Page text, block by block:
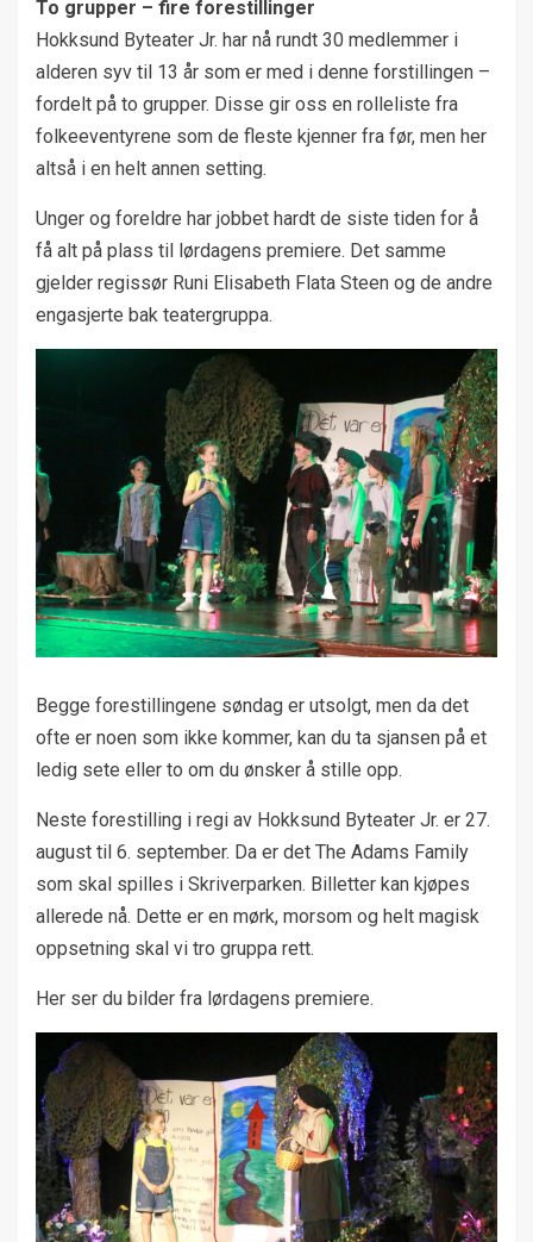
To grupper – fire forestillinger
Hokksund Byteater Jr. har nå rundt 30 medlemmer i
alderen syv til 13 år som er med i denne forstillingen –
fordelt på to grupper. Disse gir oss en rolleliste fra
folkeeventyrene som de fleste kjenner fra før, men her
altså i en helt annen setting.
Unger og foreldre har jobbet hardt de siste tiden for å
få alt på plass til lørdagens premiere. Det samme
gjelder regissør Runi Elisabeth Flata Steen og de andre
engasjerte bak teatergruppa.
Begge forestillingene søndag er utsolgt, men da det
ofte er noen som ikke kommer, kan du ta sjansen på et
ledig sete eller to om du ønsker å stille opp.
Neste forestilling i regi av Hokksund Byteater Jr. er 27.
august til 6. september. Da er det The Adams Family
som skal spilles i Skriverparken. Billetter kan kjøpes
allerede nå. Dette er en mørk, morsom og helt magisk
oppsetning skal vi tro gruppa rett.
Her ser du bilder fra lørdagens premiere.